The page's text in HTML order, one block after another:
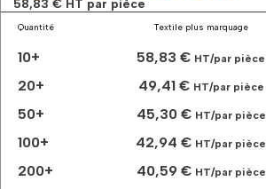
best-
seller
manches
longues
personnaliser
58,83 € HT par pièce
Quantité Textile plus marquage
10+ 58,83 € HT/par pièce
20+ 49,41 € HT/par pièce
50+ 45,30 € HT/par pièce
100+ 42,94 € HT/par pièce
200+ 40,59 € HT/par pièce